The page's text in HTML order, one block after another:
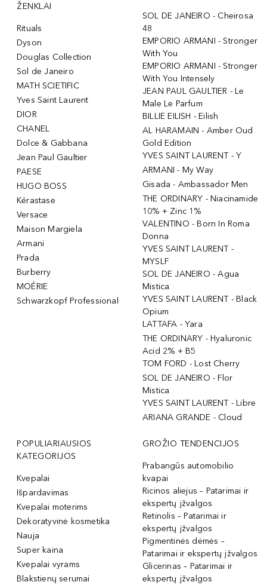
ŽENKLAI
Rituals
Dyson
Douglas Collection
Sol de Janeiro
MATH SCIETIFIC
Yves Saint Laurent
DIOR
CHANEL
Dolce & Gabbana
Jean Paul Gaultier
PAESE
HUGO BOSS
Kérastase
Versace
Maison Margiela
Armani
Prada
Burberry
MOÉRIE
Schwarzkopf Professional
SOL DE JANEIRO - Cheirosa
48
EMPORIO ARMANI - Stronger
With You
EMPORIO ARMANI - Stronger
With You Intensely
JEAN PAUL GAULTIER - Le
Male Le Parfum
BILLIE EILISH - Eilish
AL HARAMAIN - Amber Oud
Gold Edition
YVES SAINT LAURENT - Y
ARMANI - My Way
Gisada - Ambassador Men
THE ORDINARY - Niacinamide
10% + Zinc 1%
VALENTINO - Born In Roma
Donna
YVES SAINT LAURENT -
MYSLF
SOL DE JANEIRO - Agua
Mistica
YVES SAINT LAURENT - Black
Opium
LATTAFA - Yara
THE ORDINARY - Hyaluronic
Acid 2% + B5
TOM FORD - Lost Cherry
SOL DE JANEIRO - Flor
Mistica
YVES SAINT LAURENT - Libre
ARIANA GRANDE - Cloud
POPULIARIAUSIOS
KATEGORIJOS
Kvepalai
Išpardavimas
Kvepalai moterims
Dekoratyvinė kosmetika
Nauja
Super kaina
Kvepalai vyrams
Blakstienų serumai
GROŽIO TENDENCIJOS
Prabangūs automobilio
kvapai
Ricinos aliejus – Patarimai ir
ekspertų įžvalgos
Retinolis – Patarimai ir
ekspertų įžvalgos
Pigmentinės dėmės –
Patarimai ir ekspertų įžvalgos
Glicerinas – Patarimai ir
ekspertų įžvalgos